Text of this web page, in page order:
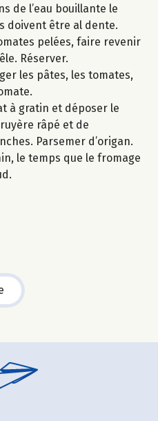
de l’eau bouillante le
doivent être al dente.
pelées, faire revenir
Réserver.
les pâtes, les tomates,
à gratin et déposer le
râpé et de
Parsemer d’origan.
le temps que le fromage